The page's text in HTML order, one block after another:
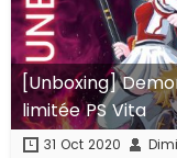
[Unboxing]
limitée PS Vita
31 Oct 2020